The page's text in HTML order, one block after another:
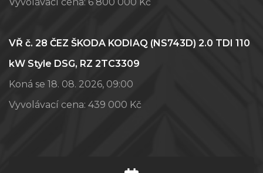
VŘ č. 28 ČEZ ŠKODA KODIAQ (NS743D) 2.0 TDI 110
kW Style DSG, RZ 2TC3309
Koná se 18. 08. 2026, 09:00
Vyvolávací cena: 439 000 Kč